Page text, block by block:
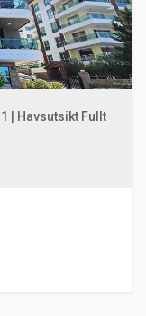
| Havsutsikt Fullt